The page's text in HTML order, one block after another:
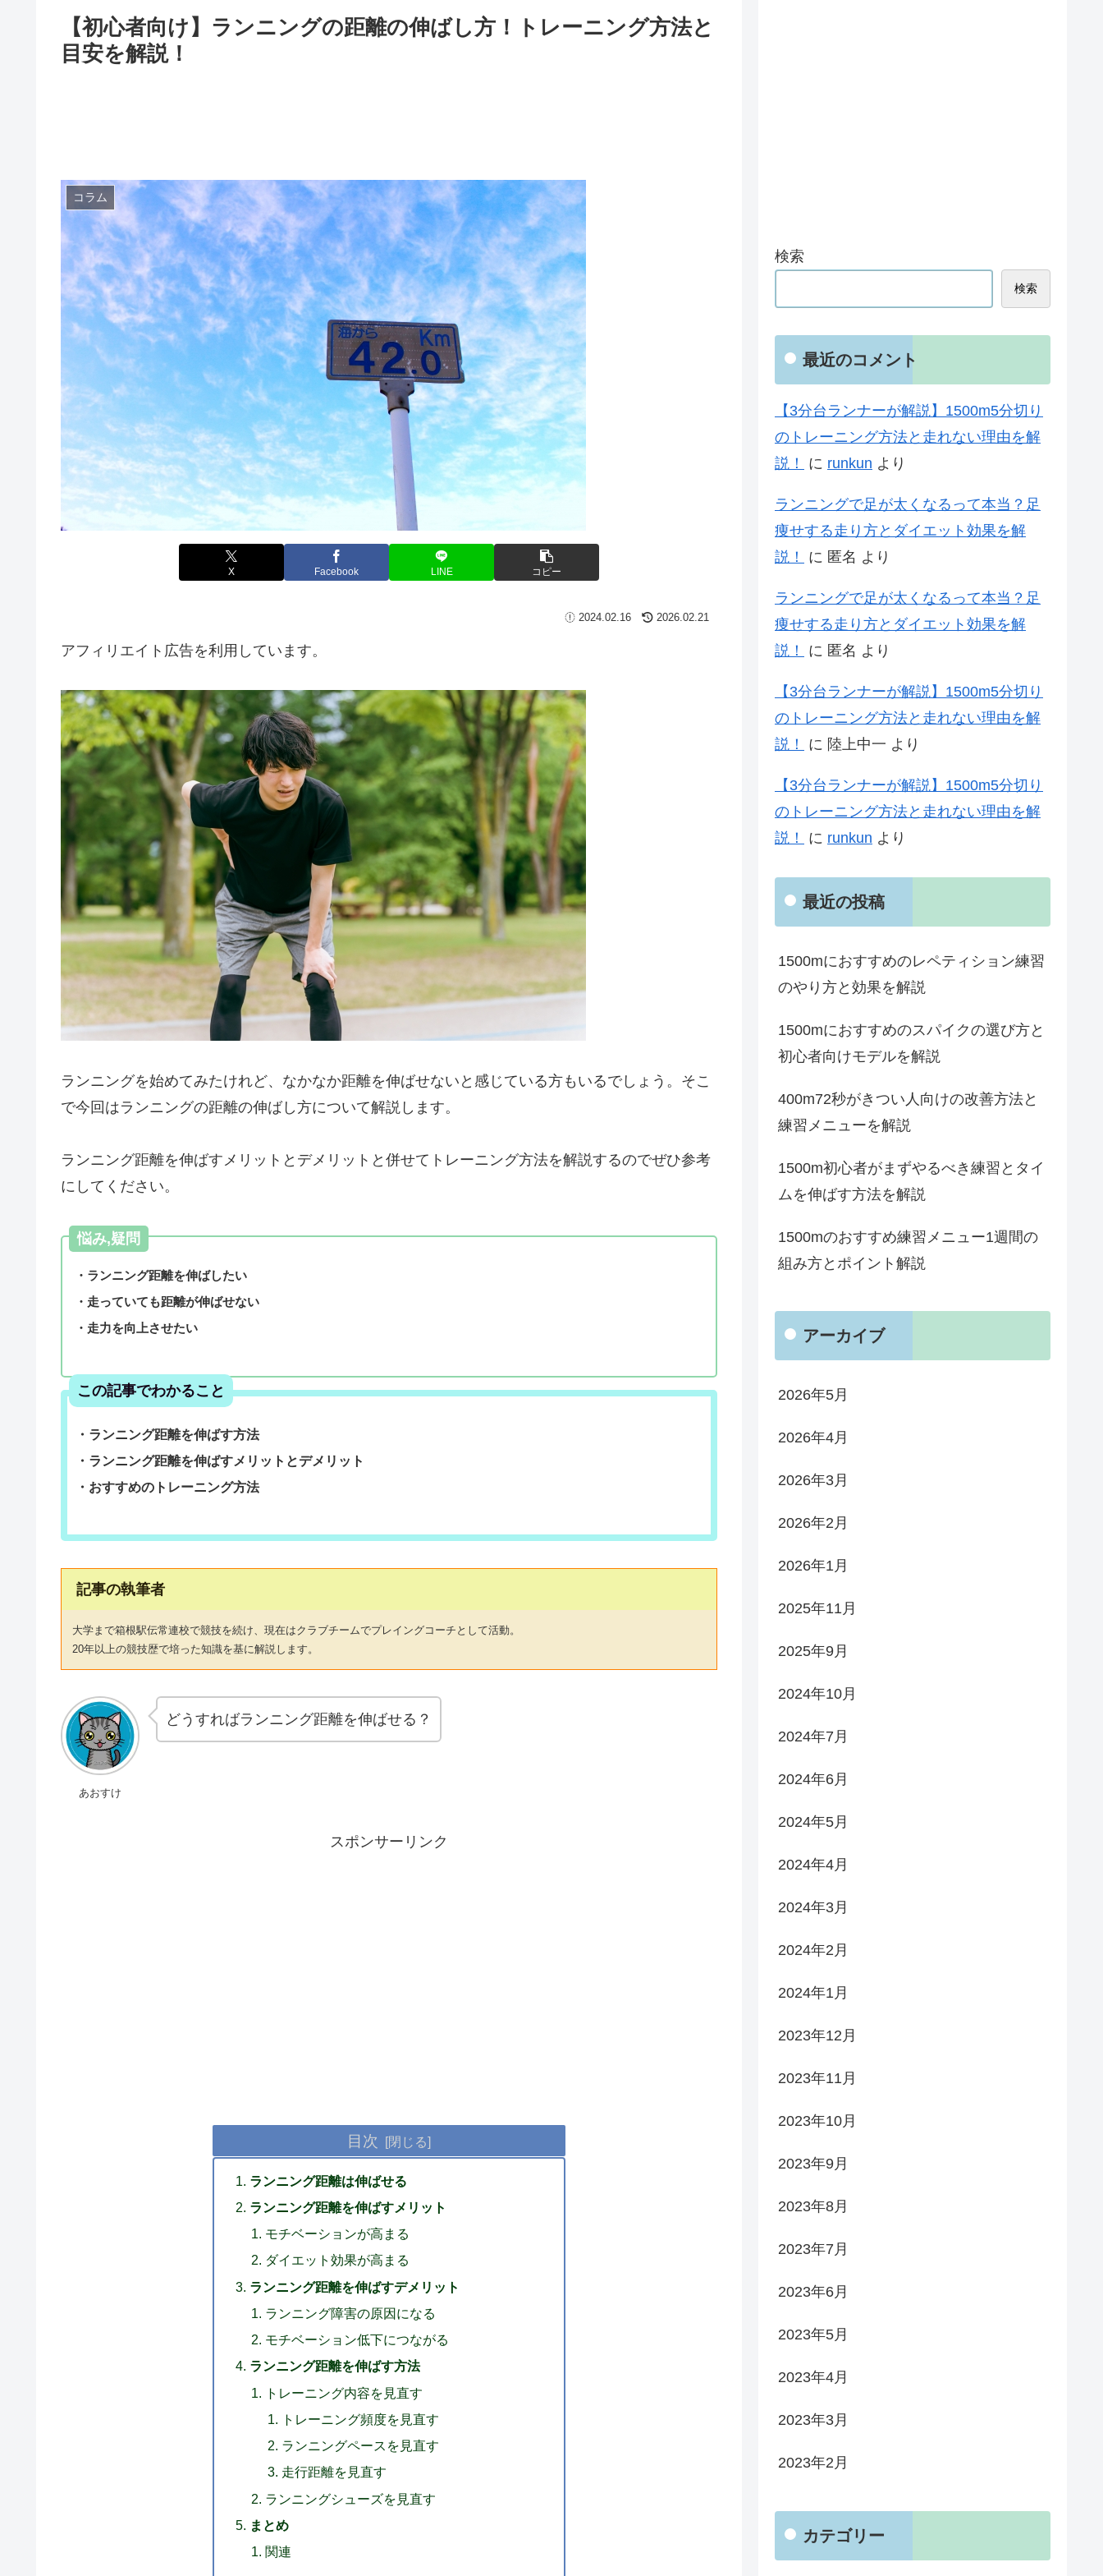
【初心者向け】ランニングの距離の伸ばし方！トレーニング方法と
目安を解説！
コラム
X Facebook LINE コピー
2024.02.16 2026.02.21
アフィリエイト広告を利用しています。
ランニングを始めてみたけれど、なかなか距離を伸ばせないと感じている方もいるでしょう。そこ
で今回はランニングの距離の伸ばし方について解説します。
ランニング距離を伸ばすメリットとデメリットと併せてトレーニング方法を解説するのでぜひ参考
にしてください。
悩み,疑問
・ランニング距離を伸ばしたい
・走っていても距離が伸ばせない
・走力を向上させたい
この記事でわかること
・ランニング距離を伸ばす方法
・ランニング距離を伸ばすメリットとデメリット
・おすすめのトレーニング方法
記事の執筆者
大学まで箱根駅伝常連校で競技を続け、現在はクラブチームでプレイングコーチとして活動。
20年以上の競技歴で培った知識を基に解説します。
あおすけ
どうすればランニング距離を伸ばせる？
スポンサーリンク
目次
ランニング距離は伸ばせる
ランニング距離を伸ばすメリット
モチベーションが高まる
ダイエット効果が高まる
ランニング距離を伸ばすデメリット
ランニング障害の原因になる
モチベーション低下につながる
ランニング距離を伸ばす方法
トレーニング内容を見直す
トレーニング頻度を見直す
ランニングペースを見直す
走行距離を見直す
ランニングシューズを見直す
まとめ
関連
検索
検索
最近のコメント
【3分台ランナーが解説】1500m5分切り
のトレーニング方法と走れない理由を解
説！
に runkun より
ランニングで足が太くなるって本当？足
痩せする走り方とダイエット効果を解
説！
に 匿名 より
ランニングで足が太くなるって本当？足
痩せする走り方とダイエット効果を解
説！
に 匿名 より
【3分台ランナーが解説】1500m5分切り
のトレーニング方法と走れない理由を解
説！
に 陸上中一 より
【3分台ランナーが解説】1500m5分切り
のトレーニング方法と走れない理由を解
説！
に runkun より
最近の投稿
1500mにおすすめのレペティション練習
のやり方と効果を解説
1500mにおすすめのスパイクの選び方と
初心者向けモデルを解説
400m72秒がきつい人向けの改善方法と
練習メニューを解説
1500m初心者がまずやるべき練習とタイ
ムを伸ばす方法を解説
1500mのおすすめ練習メニュー1週間の
組み方とポイント解説
アーカイブ
2026年5月
2026年4月
2026年3月
2026年2月
2026年1月
2025年11月
2025年9月
2024年10月
2024年7月
2024年6月
2024年5月
2024年4月
2024年3月
2024年2月
2024年1月
2023年12月
2023年11月
2023年10月
2023年9月
2023年8月
2023年7月
2023年6月
2023年5月
2023年4月
2023年3月
2023年2月
カテゴリー